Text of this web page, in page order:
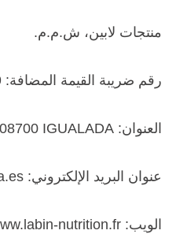
منتجات لابين، ش.م.م.
رقم ضريبة القيمة المضافة: B60016219
العنوان: C/ Alemanya, 10 - 08700 IGUALADA (برشلونة)
عنوان البريد الإلكتروني: administracio@macasa.es
الويب: www.labin.net www.macasajardin.com www.labin-nutrition.fr